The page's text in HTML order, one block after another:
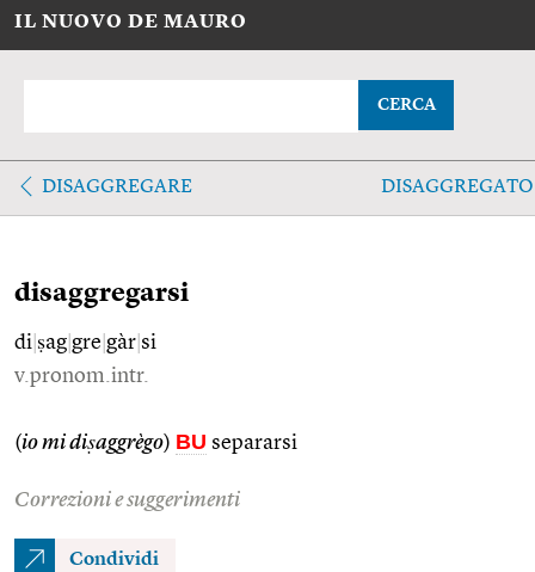
IL NUOVO DE MAURO
CERCA
DISAGGREGARE DISAGGREGATO
disaggregarsi
di ṣag gre gàr si
v.pronom.intr.
(io mi diṣaggrègo) BU separarsi
Correzioni e suggerimenti
Condividi